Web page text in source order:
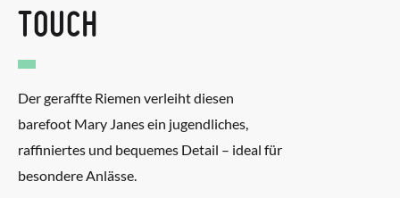
TOUCH
Der geraffte Riemen verleiht diesen
barefoot Mary Janes ein jugendliches,
raffiniertes und bequemes Detail – ideal für
besondere Anlässe.